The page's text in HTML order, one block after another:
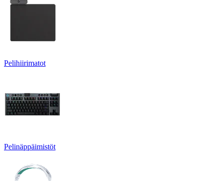
Pelihiirimatot
Pelinäppäimistöt